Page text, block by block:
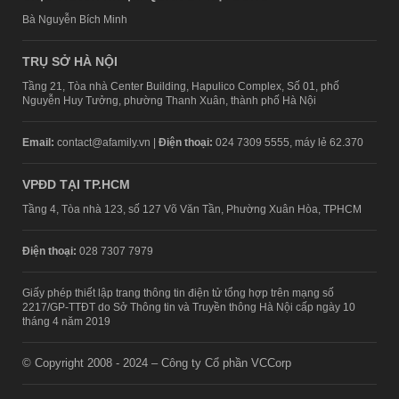
Bà Nguyễn Bích Minh
TRỤ SỞ HÀ NỘI
Tầng 21, Tòa nhà Center Building, Hapulico Complex, Số 01, phố
Nguyễn Huy Tưởng, phường Thanh Xuân, thành phố Hà Nội
Email: contact@afamily.vn | Điện thoại: 024 7309 5555, máy lẻ 62.370
VPĐD TẠI TP.HCM
Tầng 4, Tòa nhà 123, số 127 Võ Văn Tần, Phường Xuân Hòa, TPHCM
Điện thoại: 028 7307 7979
Giấy phép thiết lập trang thông tin điện tử tổng hợp trên mạng số
2217/GP-TTĐT do Sở Thông tin và Truyền thông Hà Nội cấp ngày 10
tháng 4 năm 2019
© Copyright 2008 - 2024 – Công ty Cổ phần VCCorp